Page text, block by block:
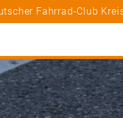
Fahrrad-Club